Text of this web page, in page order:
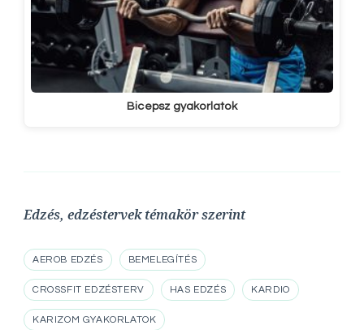
Bicepsz gyakorlatok
Edzés, edzéstervek témakör szerint
AEROB EDZÉS BEMELEGÍTÉS
CROSSFIT EDZÉSTERV HAS EDZÉS KARDIO
KARIZOM GYAKORLATOK